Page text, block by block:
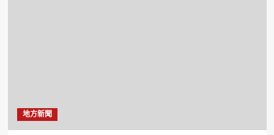
地方新聞